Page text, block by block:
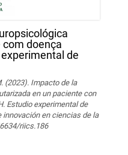
doença
de
(2023). Impacto de la
en un paciente con
Estudio experimental de
en ciencias de la
riics.186